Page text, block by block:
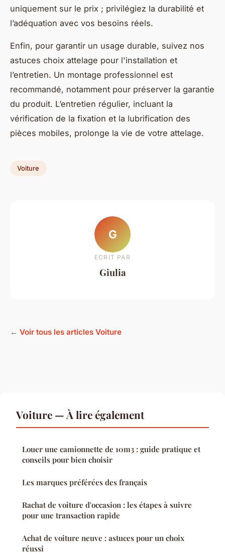
uniquement sur le prix ; privilégiez la durabilité et
l’adéquation avec vos besoins réels.
Enfin, pour garantir un usage durable, suivez nos
astuces choix attelage pour l'installation et
l’entretien. Un montage professionnel est
recommandé, notamment pour préserver la garantie
du produit. L’entretien régulier, incluant la
vérification de la fixation et la lubrification des
pièces mobiles, prolonge la vie de votre attelage.
Voiture
G
ECRIT PAR
Giulia
← Voir tous les articles Voiture
Voiture — À lire également
Louer une camionnette de 10m3 : guide pratique et
conseils pour bien choisir
Les marques préférées des français
Rachat de voiture d'occasion : les étapes à suivre
pour une transaction rapide
Achat de voiture neuve : astuces pour un choix
réussi